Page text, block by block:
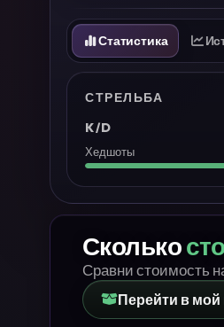
Статистика
СТРЕЛЬБА
K/D
Хедшоты
Сколько
Сравни стоимость
Перейти в